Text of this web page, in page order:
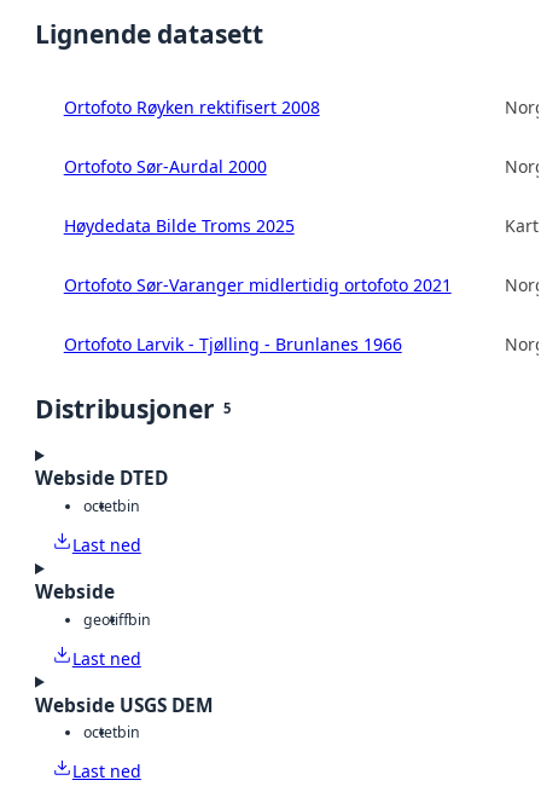
Lignende datasett
Ortofoto Røyken rektifisert 2008
Ortofoto Sør-Aurdal 2000
Høydedata Bilde Troms 2025
Ortofoto Sør-Varanger midlertidig ortofoto 2021
Ortofoto Larvik - Tjølling - Brunlanes 1966
Distribusjoner 5
Webside DTED
octetbin
Last ned
Webside
geotiffbin
Last ned
Webside USGS DEM
octetbin
Last ned